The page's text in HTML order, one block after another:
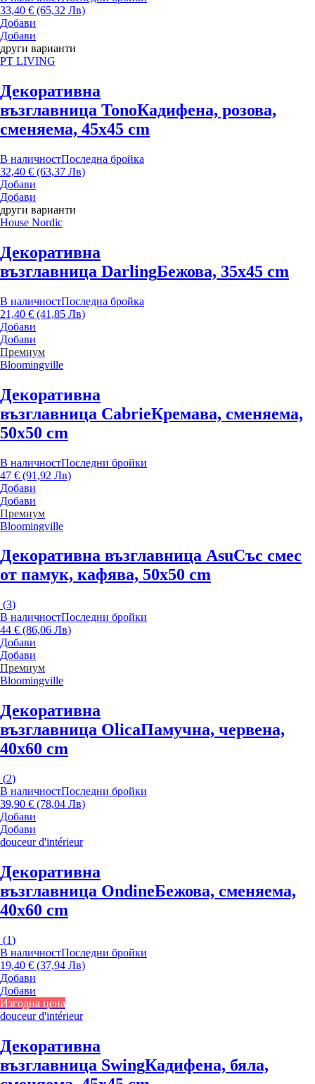
33,40 € (65,32 Лв)
Добави
Добави
други варианти
PT LIVING
Декоративна
възглавница TonoКадифена, розова,
сменяема, 45x45 cm
В наличностПоследна бройка
32,40 € (63,37 Лв)
Добави
Добави
други варианти
House Nordic
Декоративна
възглавница DarlingБежова, 35x45 cm
В наличностПоследна бройка
21,40 € (41,85 Лв)
Добави
Добави
Премиум
Bloomingville
Декоративна
възглавница CabrieКремава, сменяема,
50x50 cm
В наличностПоследни бройки
47 € (91,92 Лв)
Добави
Добави
Премиум
Bloomingville
Декоративна възглавница AsuСъс смес
от памук, кафява, 50x50 cm
(3)
В наличностПоследни бройки
44 € (86,06 Лв)
Добави
Добави
Премиум
Bloomingville
Декоративна
възглавница OlicaПамучна, червена,
40x60 cm
(2)
В наличностПоследни бройки
39,90 € (78,04 Лв)
Добави
Добави
douceur d'intérieur
Декоративна
възглавница OndineБежова, сменяема,
40x60 cm
(1)
В наличностПоследни бройки
19,40 € (37,94 Лв)
Добави
Добави
Изгодна цена
douceur d'intérieur
Декоративна
възглавница SwingКадифена, бяла,